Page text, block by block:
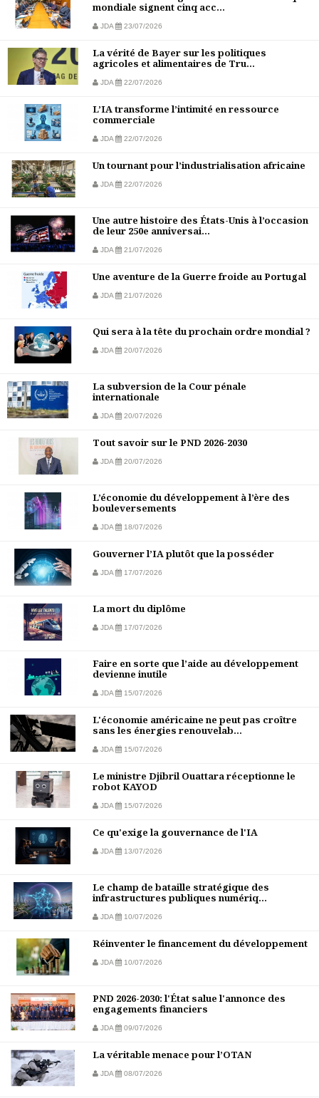
mondiale signent cinq acc...
JDA 23/07/2026
La vérité de Bayer sur les politiques
agricoles et alimentaires de Tru...
JDA 22/07/2026
L’IA transforme l’intimité en ressource
commerciale
JDA 22/07/2026
Un tournant pour l’industrialisation africaine
JDA 22/07/2026
Une autre histoire des États-Unis à l’occasion
de leur 250e anniversai...
JDA 21/07/2026
Une aventure de la Guerre froide au Portugal
JDA 21/07/2026
Qui sera à la tête du prochain ordre mondial ?
JDA 20/07/2026
La subversion de la Cour pénale
internationale
JDA 20/07/2026
Tout savoir sur le PND 2026-2030
JDA 20/07/2026
L’économie du développement à l’ère des
bouleversements
JDA 18/07/2026
Gouverner l’IA plutôt que la posséder
JDA 17/07/2026
La mort du diplôme
JDA 17/07/2026
Faire en sorte que l’aide au développement
devienne inutile
JDA 15/07/2026
L'économie américaine ne peut pas croître
sans les énergies renouvelab...
JDA 15/07/2026
Le ministre Djibril Ouattara réceptionne le
robot KAYOD
JDA 15/07/2026
Ce qu'exige la gouvernance de l'IA
JDA 13/07/2026
Le champ de bataille stratégique des
infrastructures publiques numériq...
JDA 10/07/2026
Réinventer le financement du développement
JDA 10/07/2026
PND 2026-2030: l'État salue l'annonce des
engagements financiers
JDA 09/07/2026
La véritable menace pour l’OTAN
JDA 08/07/2026